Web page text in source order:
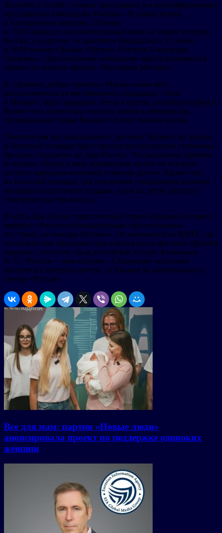
Жителей и гостей столицы приглашают и в мультиформатные
пространства «Молодежь Москвы». В одном из них,
в Холодильном переулке, 10 июня
в 15:00 проведут интеллектуальный квиз на знание истории
России, а в другом, на проспекте Вернадского, 11 июня
в 18:00 покажут фильм «Пророк. История Александра
Пушкина». Для посещения необходимо зарегистрироваться
заранее на портале проекта «Молодежь Москвы».
В «Домиках добра» проекта «Москва помогает»,
расположенных на фестивальных площадках «Лета
в Москве», будут раздавать ленты в цветах российского флага.
Кроме того, волонтеры возложат цветы к мемориалам,
посвященным героям Великой Отечественной войны.
Посетителям арт-павильонов «Сделано в Москве» на Арбате
и Болотной площади будут предлагать продукцию столичных
брендов, созданную ко Дню России. Это расписные пряники
в глазури, ободки в виде кокошников, книги об истории
русских народных костюмов и многое другое. Кроме того,
на Болотной площади для участников специальной военной
операции подготовили подарки, а для их детей проведут
творческие мастер-классы.
В честь Дня России туристический сервис Russpass составил
маршрут «Россия мультикультурная: путешествовать
по стране, не покидая Москвы». Он начинается на ВДНХ, где
пользователям предложат прогуляться вдоль фонтана «Дружба
народов», посетить «Дом российской кухни» и павильон
№ 57 «Россия — моя история». Следующие остановки
находятся в пределах центра: от Кремля до национального
центра «Россия».
Все для мам: партия «Новые люди»
анонсировала проект по поддержке одиноких
женщин